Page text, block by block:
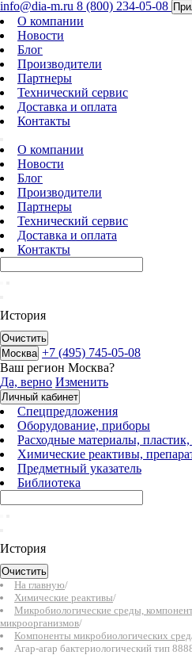
info@dia-m.ru 8 (800) 234-05-08
О компании
Новости
Блог
Производители
Партнеры
Технический сервис
Доставка и оплата
Контакты
О компании
Новости
Блог
Производители
Партнеры
Технический сервис
Доставка и оплата
Контакты
История
Очистить
Москва +7 (495) 745-05-08
Ваш регион Москва?
Да, верно Изменить
Личный кабинет
Спецпредложения
Оборудование, приборы
Расходные материалы, пластик,
Химические реактивы,
Предметный указатель
Библиотека
История
Очистить
На главную/
Химические реактивы/
Микробиологические среды,
микроорганизмов/
Компоненты микробиологических сред
Агар-агар бактериологический тип